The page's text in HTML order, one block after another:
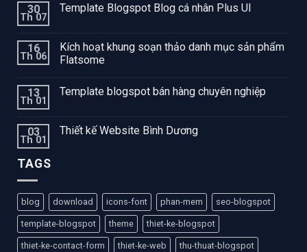
30
Th 07
Template Blogspot Blog cá nhân Plus UI
16
Th 06
Kích hoạt khung soạn thảo danh mục sản phẩm
Flatsome
13
Th 01
Template blogspot bán hàng chuyên nghiệp
03
Th 01
Thiết kế Website Bình Dương
TAGS
blog download icons-font phan-mem seo-blogspot
template-blogspot theme thiet-ke-blogspot
thiet-ke-contact-form thiet-ke-web thu-thuat-blogspot